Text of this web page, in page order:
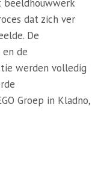
beeldhouwwerk
dat zich ver
De
de
werden volledig
Groep in Kladno,